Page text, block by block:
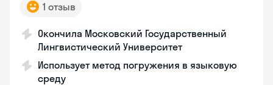
1 отзыв
Окончила Московский Государственный
Лингвистический Университет
Использует метод погружения в языковую
среду